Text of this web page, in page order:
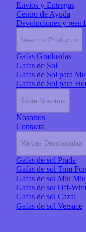
Envíos y Entregas
Centro de Ayuda
Devoluciones y
Nuestros Productos
Gafas Graduadas
Gafas de Sol
Gafas de Sol para
Gafas de Sol para
Sobre Nosotros
Nosotros
Contacta
Marcas Desctacadas
Gafas de sol Prada
Gafas de sol Tom
Gafas de sol Miu Miu
Gafas de sol Off-
Gafas de sol Cazal
Gafas de sol Versace